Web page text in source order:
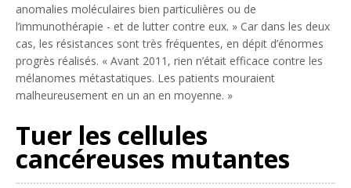
anomalies moléculaires bien particulières ou de
l’immunothérapie - et de lutter contre eux. » Car dans les deux
cas, les résistances sont très fréquentes, en dépit d’énormes
progrès réalisés. « Avant 2011, rien n’était efficace contre les
mélanomes métastatiques. Les patients mouraient
malheureusement en un an en moyenne. »
Tuer les cellules
cancéreuses mutantes